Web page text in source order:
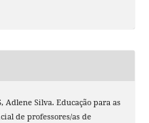
Adlene Silva. Educação para as
de professores/as de